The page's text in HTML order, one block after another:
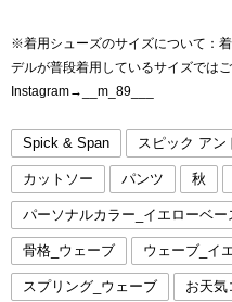
※着用シューズのサイズについて：
デルが普段着用しているサイズではご
Instagram→__m_89___
Spick & Span スピック アン
カットソー パンツ 秋
パーソナルカラー_イエローベー
骨格_ウェーブ ウェーブ_イ
スプリング_ウェーブ お天気